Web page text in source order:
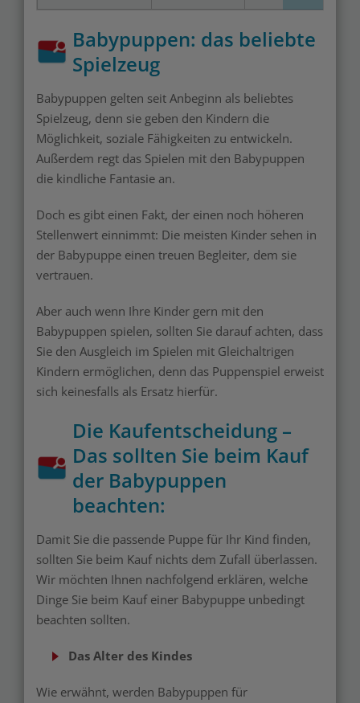
Babypuppen: das beliebte
Spielzeug
Babypuppen gelten seit Anbeginn als beliebtes
Spielzeug, denn sie geben den Kindern die
Möglichkeit, soziale Fähigkeiten zu entwickeln.
Außerdem regt das Spielen mit den Babypuppen
die kindliche Fantasie an.
Doch es gibt einen Fakt, der einen noch höheren
Stellenwert einnimmt: Die meisten Kinder sehen in
der Babypuppe einen treuen Begleiter, dem sie
vertrauen.
Aber auch wenn Ihre Kinder gern mit den
Babypuppen spielen, sollten Sie darauf achten, dass
Sie den Ausgleich im Spielen mit Gleichaltrigen
Kindern ermöglichen, denn das Puppenspiel erweist
sich keinesfalls als Ersatz hierfür.
Die Kaufentscheidung –
Das sollten Sie beim Kauf
der Babypuppen
beachten:
Damit Sie die passende Puppe für Ihr Kind finden,
sollten Sie beim Kauf nichts dem Zufall überlassen.
Wir möchten Ihnen nachfolgend erklären, welche
Dinge Sie beim Kauf einer Babypuppe unbedingt
beachten sollten.
Das Alter des Kindes
Wie erwähnt, werden Babypuppen für